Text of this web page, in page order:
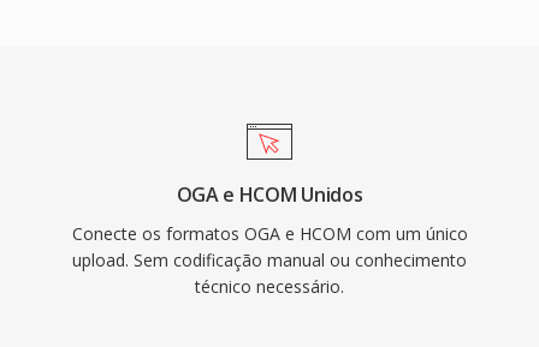
OGA e HCOM Unidos
Conecte os formatos OGA e HCOM com um único
upload. Sem codificação manual ou conhecimento
técnico necessário.